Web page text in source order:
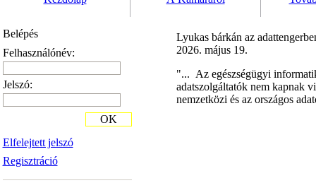
Belépés
Felhasználónév:
Jelszó:
Elfelejtett jelszó
Regisztráció
OK
Lyukas bárkán az
2026. május 19.
"... Az egészségügyi
adatszolgáltatók nem kapnak
nemzetközi és az országos